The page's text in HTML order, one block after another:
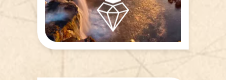
8Reisen gefunden